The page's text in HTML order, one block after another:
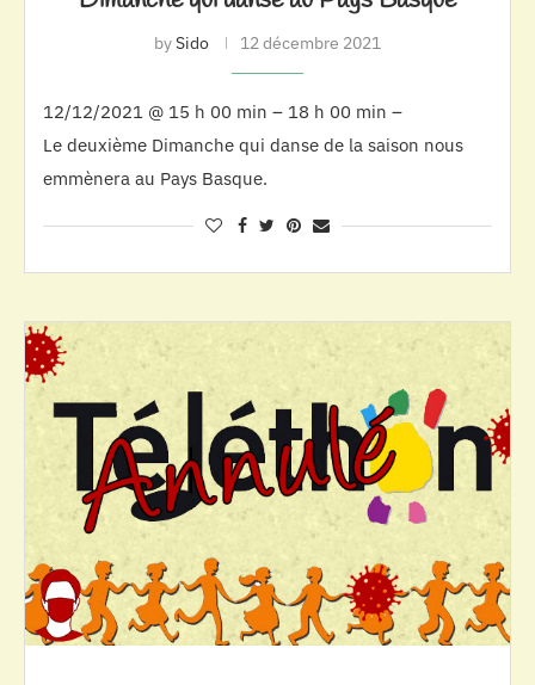
bySido 12 décembre 2021
12/12/2021 @ 15 h 00 min – 18 h 00 min –
Le deuxième Dimanche qui danse de la saison nous
emmènera au Pays Basque.